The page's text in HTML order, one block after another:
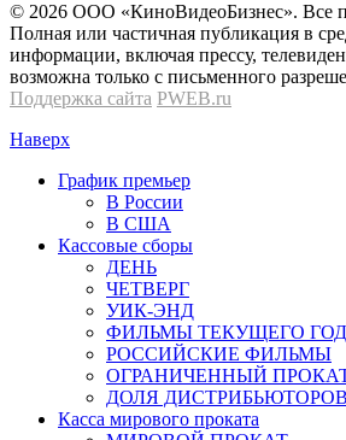
© 2026 OOО «КиноВидеоБизнес». Все
Полная или частичная публикация в
информации, включая прессу,
возможна только с письменного
Поддержка сайта PWEB.ru
Наверх
График премьер
В России
В США
Кассовые сборы
ДЕНЬ
ЧЕТВЕРГ
УИК-ЭНД
ФИЛЬМЫ ТЕКУЩЕГО
РОССИЙСКИЕ ФИЛЬМЫ
ОГРАНИЧЕННЫЙ
ДОЛЯ ДИСТРИБЬЮТОРОВ
Касса мирового проката